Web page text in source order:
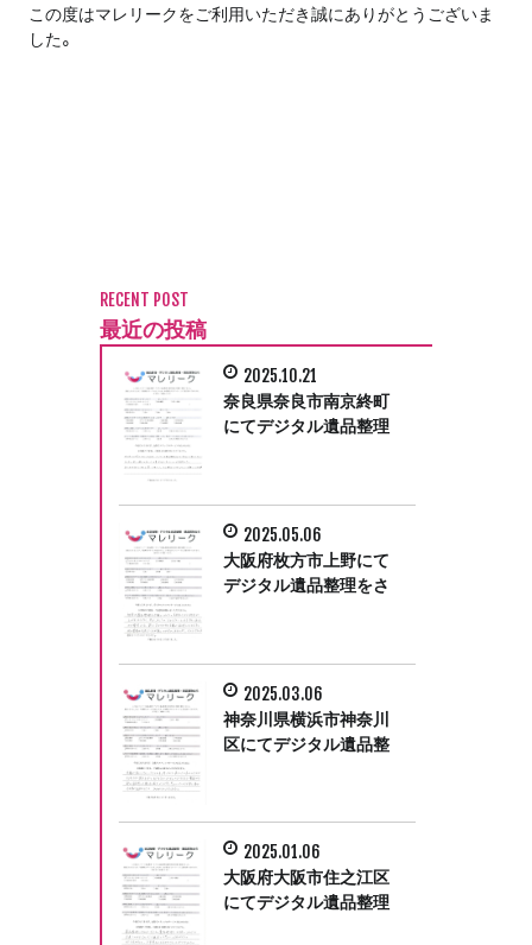
この度はマレリークをご利用いただき誠にありがとうございま
した。
RECENT POST
最近の投稿
2025.10.21
奈良県奈良市南京終町
にてデジタル遺品整理
2025.05.06
大阪府枚方市上野にて
デジタル遺品整理をさ
2025.03.06
神奈川県横浜市神奈川
区にてデジタル遺品整
2025.01.06
大阪府大阪市住之江区
にてデジタル遺品整理